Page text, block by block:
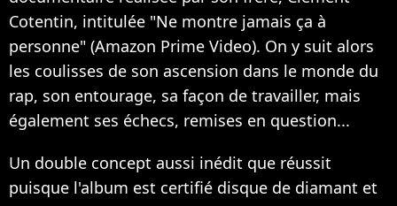
Cotentin, intitulée "Ne montre jamais ça à
personne" (Amazon Prime Video). On y suit alors
les coulisses de son ascension dans le monde du
rap, son entourage, sa façon de travailler, mais
également ses échecs, remises en question...
Un double concept aussi inédit que réussit
puisque l'album est certifié disque de diamant et